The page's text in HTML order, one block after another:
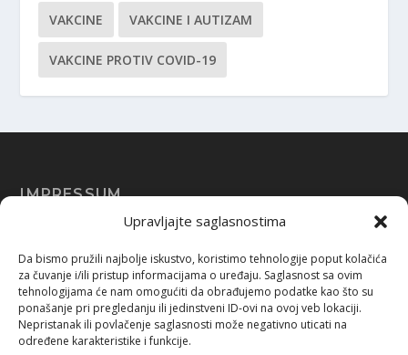
Upravljajte saglasnostima
Da bismo pružili najbolje iskustvo, koristimo tehnologije poput kolačića
za čuvanje i/ili pristup informacijama o uređaju. Saglasnost sa ovim
tehnologijama će nam omogućiti da obrađujemo podatke kao što su
ponašanje pri pregledanju ili jedinstveni ID-ovi na ovoj veb lokaciji.
Nepristanak ili povlačenje saglasnosti može negativno uticati na
određene karakteristike i funkcije.
VAKCINE VAKCINE I AUTIZAM
VAKCINE PROTIV COVID-19
IMPRESSUM
Urednica: Jelena Kalinić, MA, biolog, naučni novinar, sci-com i
bloger Društvo za promociju “Prirodnih nauka “Nauka i svijet”,
dobitnica EurekaAlert (AAAS) Felowship 2020. za naučne
novinare.
in**@*********ri.ba